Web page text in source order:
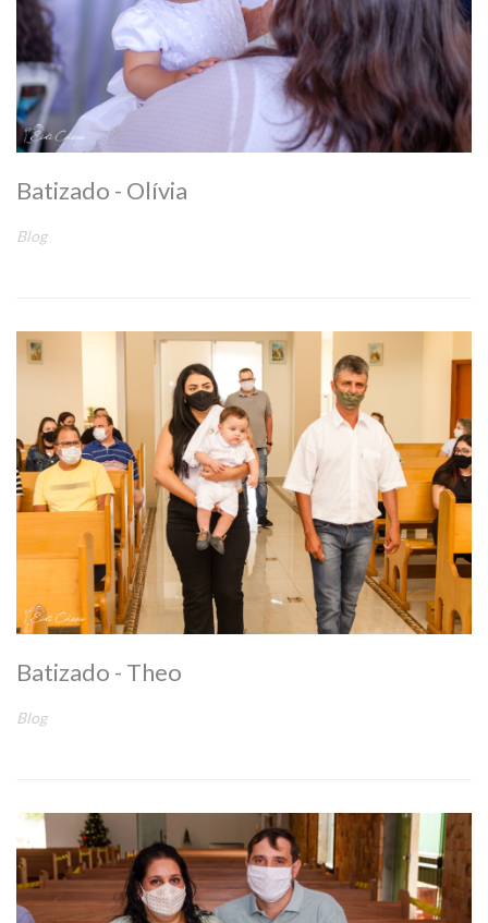
Batizado - Olívia
Blog
Batizado - Theo
Blog